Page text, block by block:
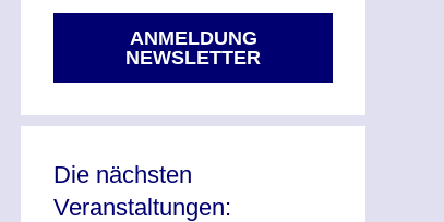
ANMELDUNG
NEWSLETTER
Die nächsten
Veranstaltungen: